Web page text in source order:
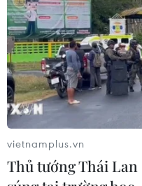
Tai nạn giao
trong gia đình tử
vietnamplus.vn
Thủ tướng Thái Lan